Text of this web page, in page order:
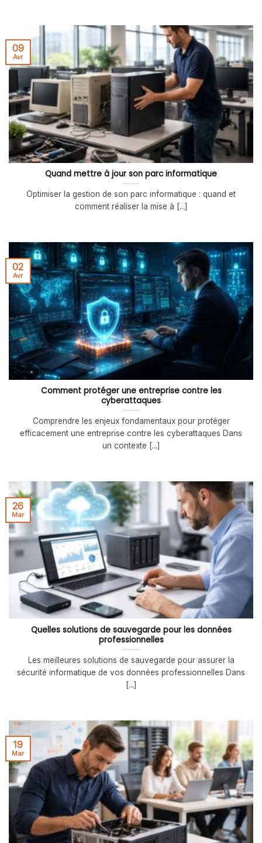
Quand mettre à jour son parc informatique
Optimiser la gestion de son parc informatique : quand et
comment réaliser la mise à [...]
09
Avr
Comment protéger une entreprise contre les
cyberattaques
Comprendre les enjeux fondamentaux pour protéger
efficacement une entreprise contre les cyberattaques Dans
un contexte [...]
02
Avr
Quelles solutions de sauvegarde pour les données
professionnelles
Les meilleures solutions de sauvegarde pour assurer la
sécurité informatique de vos données professionnelles Dans
[...]
26
Mar
19
Mar